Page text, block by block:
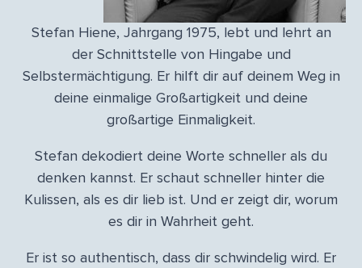
Stefan Hiene, Jahrgang 1975, lebt und lehrt an
der Schnittstelle von Hingabe und
Selbstermächtigung. Er hilft dir auf deinem Weg in
deine einmalige Großartigkeit und deine
großartige Einmaligkeit.
Stefan dekodiert deine Worte schneller als du
denken kannst. Er schaut schneller hinter die
Kulissen, als es dir lieb ist. Und er zeigt dir, worum
es dir in Wahrheit geht.
Er ist so authentisch, dass dir schwindelig wird. Er